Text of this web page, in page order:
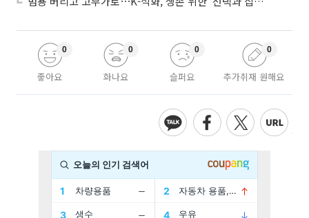
좋아요
0
화나요
0
슬퍼요
0
추가취재 원해요
0